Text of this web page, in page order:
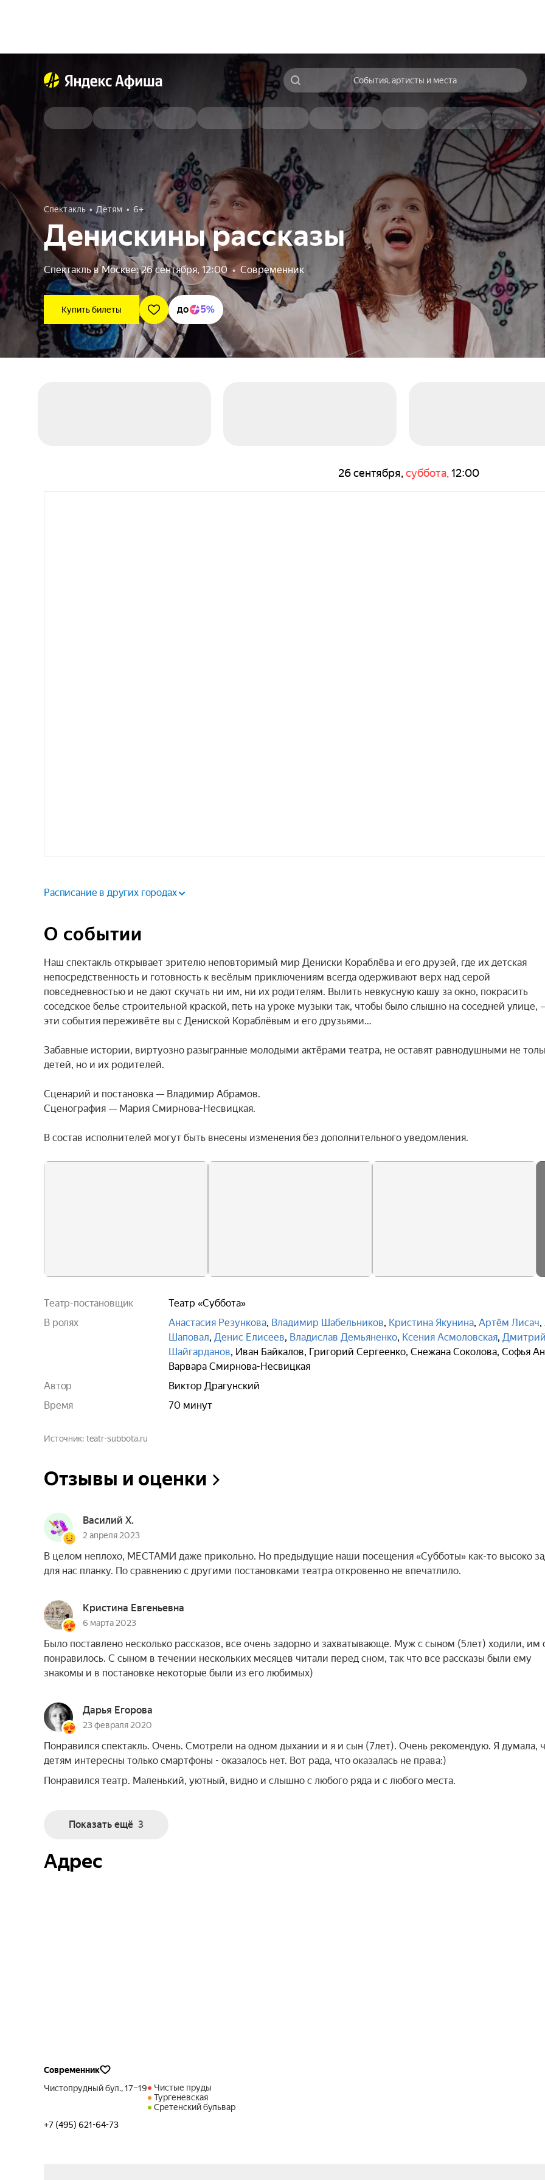
События, артисты и места
Спектакль Детям 6+
Денискины рассказы
Спектакль в Москве: 26 сентября, 12:00 • Современник
Купить билеты до 5%
26 сентября,суббота, 12:00
Расписание в других городах
О событии
Наш спектакль открывает зрителю неповторимый мир Дениски Кораблёва и его друзей, где их детская
непосредственность и готовность к весёлым приключениям всегда одерживают верх над серой
повседневностью и не дают скучать ни им, ни их родителям. Вылить невкусную кашу за окно, покрасить
соседское белье строительной краской, петь на уроке музыки так, чтобы было слышно на соседней улице,
эти события переживёте вы с Дениской Кораблёвым и его друзьями…
Забавные истории, виртуозно разыгранные молодыми актёрами театра, не оставят равнодушными не
детей, но и их родителей.
Сценарий и постановка — Владимир Абрамов.
Сценография — Мария Смирнова-Несвицкая.
В состав исполнителей могут быть внесены изменения без дополнительного уведомления.
Театр-постановщик
Театр «Суббота»
В ролях
Анастасия Резункова, Владимир Шабельников, Кристина Якунина, Артём Лисач,
Шаповал, Денис Елисеев, Владислав Демьяненко, Ксения Асмоловская, Дмитрий
Шайгарданов, Иван Байкалов, Григорий Сергеенко, Снежана Соколова, Софья
Варвара Смирнова-Несвицкая
Автор
Виктор Драгунский
Время
70 минут
Источник teatr-subbota.ru
Отзывы и оценки
Василий Х.
2 апреля 2023
В целом неплохо, МЕСТАМИ даже прикольно. Но предыдущие наши посещения «Субботы» как-то высоко
для нас планку. По сравнению с другими постановками театра откровенно не впечатлило.
Кристина Евгеньевна
6 марта 2023
Было поставлено несколько рассказов, все очень задорно и захватывающе. Муж с сыном (5лет) ходили, им
понравилось. С сыном в течении нескольких месяцев читали перед сном, так что все рассказы были ему
знакомы и в постановке некоторые были из его любимых)
Дарья Егорова
23 февраля 2020
Понравился спектакль. Очень. Смотрели на одном дыхании и я и сын (7лет). Очень рекомендую. Я думала,
детям интересны только смартфоны - оказалось нет. Вот рада, что оказалась не права:)
Понравился театр. Маленький, уютный, видно и слышно с любого ряда и с любого места.
Показать ещё 3
Адрес
Современник
Чистопрудный бул., 17–19
Чистые пруды
Тургеневская
Сретенский бульвар
+7 (495) 621-64-73